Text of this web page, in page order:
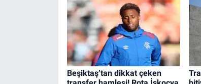
Beşiktaş’tan dikkat çeken